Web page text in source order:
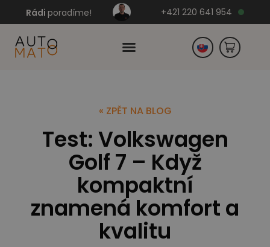
Rádi poradíme! +421 220 641 954
Německo
« ZPĚT NA BLOG
Test: Volkswagen
Golf 7 – Když
kompaktní
znamená komfort a
kvalitu